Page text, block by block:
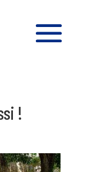
!